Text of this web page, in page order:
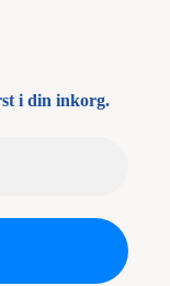
i din inkorg.